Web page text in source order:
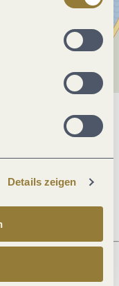
in der Nutzung
Details zeigen